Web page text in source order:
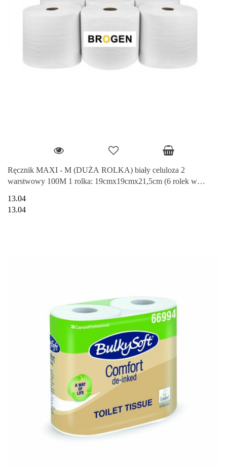
Ręcznik MAXI - M (DUŻA ROLKA) biały celuloza 2
warstwowy 100M 1 rolka: 19cmx19cmx21,5cm (6 rolek w
13.04
13.04